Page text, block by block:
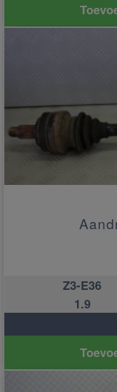
Z3-E36
1.9